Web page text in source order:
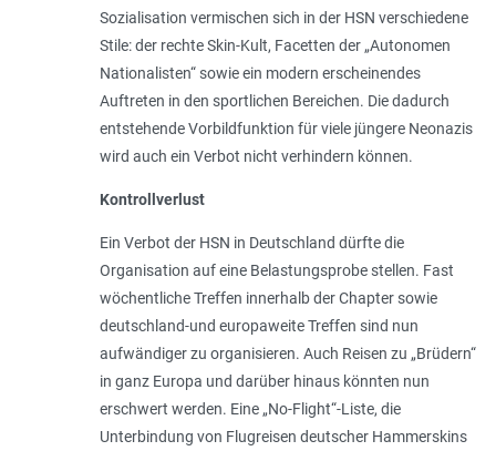
Sozialisation vermischen sich in der HSN verschiedene
Stile: der rechte Skin-Kult, Facetten der „Autonomen
Nationalisten“ sowie ein modern erscheinendes
Auftreten in den sportlichen Bereichen. Die dadurch
entstehende Vorbildfunktion für viele jüngere Neonazis
wird auch ein Verbot nicht verhindern können.
Kontrollverlust
Ein Verbot der HSN in Deutschland dürfte die
Organisation auf eine Belastungsprobe stellen. Fast
wöchentliche Treffen innerhalb der Chapter sowie
deutschland-und europaweite Treffen sind nun
aufwändiger zu organisieren. Auch Reisen zu „Brüdern“
in ganz Europa und darüber hinaus könnten nun
erschwert werden. Eine „No-Flight“-­Liste, die
Unterbindung von Flugreisen deutscher Hammerskins